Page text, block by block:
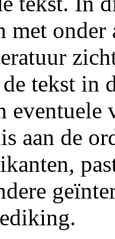
met onder
tekst in
aan de